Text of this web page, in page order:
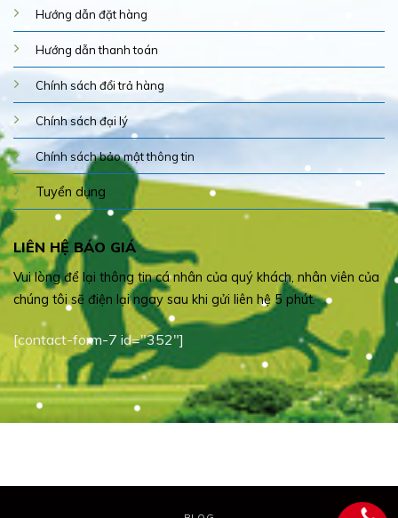
Hướng dẫn đặt hàng
Hướng dẫn thanh toán
Chính sách đổi trả hàng
Chính sách đại lý
Chính sách bảo mật thông tin
Tuyển dụng
LIÊN HỆ BÁO GIÁ
Vui lòng để lại thông tin cá nhân của quý khách, nhân viên của
chúng tôi sẽ điện lại ngay sau khi gửi liên hệ 5 phút.
[contact-form-7 id="352"]